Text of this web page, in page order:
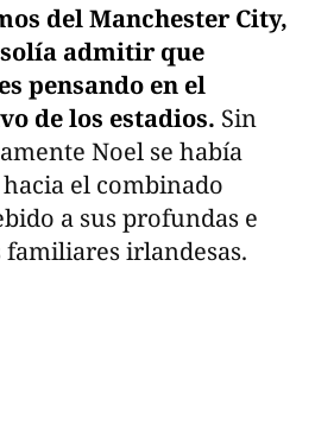
del Manchester City,
admitir que
pensando en el
de los estadios. Sin
Noel se había
el combinado
a sus profundas e
irlandesas.